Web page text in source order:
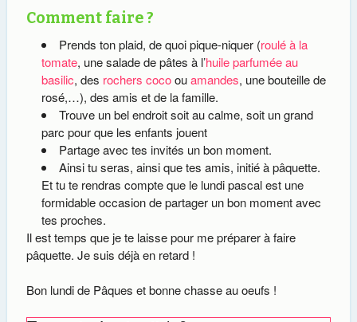
Comment faire ?
Prends ton plaid, de quoi pique-niquer (roulé à la
tomate, une salade de pâtes à l’huile parfumée au
basilic, des rochers cocoouamandes, une bouteille de
rosé,…), des amis et de la famille.
Trouve un bel endroit soit au calme, soit un grand
parc pour que les enfants jouent
Partage avec tes invités un bon moment.
Ainsi tu seras, ainsi que tes amis, initié à pâquette.
Et tu te rendras compte que le lundi pascal est une
formidable occasion de partager un bon moment avec
tes proches.
Il est temps que je te laisse pour me préparer à faire
pâquette. Je suis déjà en retard !
Bon lundi de Pâques et bonne chasse au oeufs !